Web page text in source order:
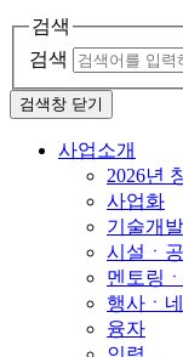
검색
검색
검색창 닫기
사업소개
2026년
사업화
기술개
시설ㆍ
멘토링
행사ㆍ
융자